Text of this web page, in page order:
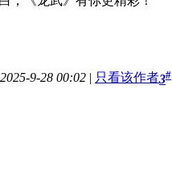
9-28 00:02 | 只看该作者3#